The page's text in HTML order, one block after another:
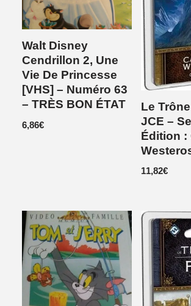
Walt Disney
Cendrillon 2, Une
Vie De Princesse
[VHS] – Numéro 63
– TRÈS BON ÉTAT
6,86€
Le
JCE –
Édition :
11,82€